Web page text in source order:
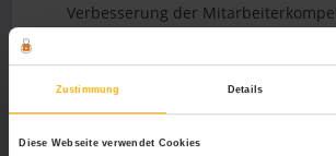
Zustimmung Details
Diese Webseite verwendet Cookies
Verbesserung der
Kontrolle personalwirtschaftlicher
Die Vorteile einer